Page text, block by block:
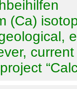
(Ca)